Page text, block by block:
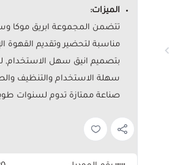
الميزات:
تتضمن المجموعة ابريق موكا
مناسبة لتحضير وتقديم القهوة
بتصميم انيق سهل الاستخدام,
سهلة الاستخدام والتنظيف
صناعة ممتازة تدوم لسنوات